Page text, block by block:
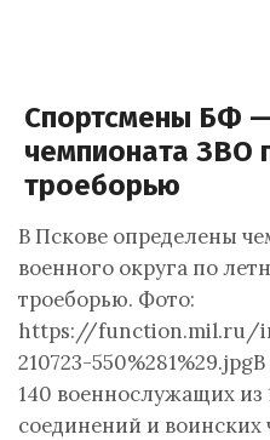
Спортсмены БФ
чемпионата ЗВО
троеборью
В Пскове определены
военного округа по
троеборью. Фото:
https://function.mil.ru/
210723-
140 военнослужащих из
соединений и воинских